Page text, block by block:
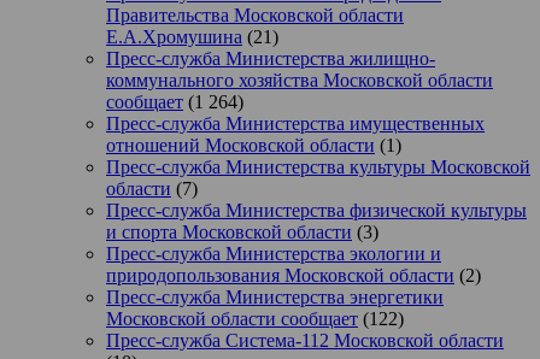
Правительства Московской области
Е.А.Хромушина (21)
Пресс-служба Министерства жилищно-
коммунального хозяйства Московской области
сообщает (1 264)
Пресс-служба Министерства имущественных
отношений Московской области (1)
Пресс-служба Министерства культуры Московской
области (7)
Пресс-служба Министерства физической культуры
и спорта Московской области (3)
Пресс-служба Министерства экологии и
природопользования Московской области (2)
Пресс-служба Министерства энергетики
Московской области сообщает (122)
Пресс-служба Система-112 Московской области